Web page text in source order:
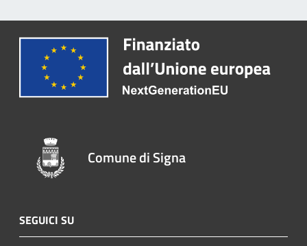
Comune di Signa
SEGUICI SU